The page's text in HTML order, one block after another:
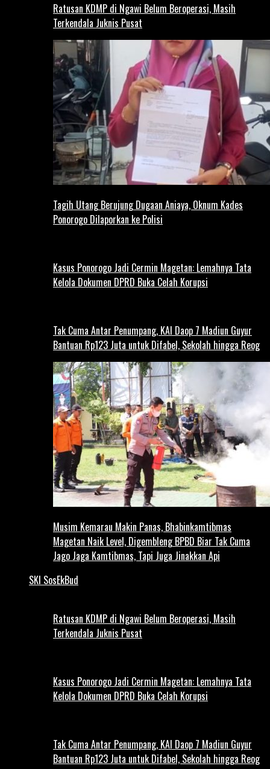
Ratusan KDMP di Ngawi Belum Beroperasi, Masih
Terkendala Juknis Pusat
Tagih Utang Berujung Dugaan Aniaya, Oknum Kades
Ponorogo Dilaporkan ke Polisi
Kasus Ponorogo Jadi Cermin Magetan: Lemahnya Tata
Kelola Dokumen DPRD Buka Celah Korupsi
Tak Cuma Antar Penumpang, KAI Daop 7 Madiun Guyur
Bantuan Rp123 Juta untuk Difabel, Sekolah hingga Reog
Musim Kemarau Makin Panas, Bhabinkamtibmas
Magetan Naik Level, Digembleng BPBD Biar Tak Cuma
Jago Jaga Kamtibmas, Tapi Juga Jinakkan Api
SKI SosEkBud
Ratusan KDMP di Ngawi Belum Beroperasi, Masih
Terkendala Juknis Pusat
Kasus Ponorogo Jadi Cermin Magetan: Lemahnya Tata
Kelola Dokumen DPRD Buka Celah Korupsi
Tak Cuma Antar Penumpang, KAI Daop 7 Madiun Guyur
Bantuan Rp123 Juta untuk Difabel, Sekolah hingga Reog